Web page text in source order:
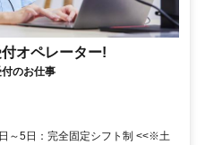
オペレーター!
のお仕事
～5日：完全固定シフト制 <<※土